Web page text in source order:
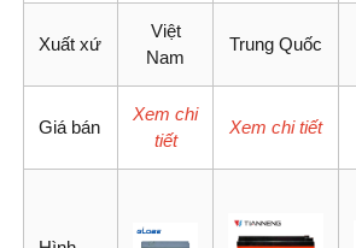
Xuất xứ
Việt
Nam
Trung Quốc
Giá bán
Xem chi
tiết
Xem chi tiết